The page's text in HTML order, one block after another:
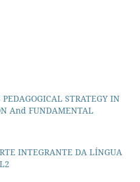
STRATEGY IN
And FUNDAMENTAL
INTEGRANTE DA LÍNGUA